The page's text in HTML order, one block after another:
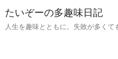
たいぞーの多趣味日記
人生を趣味とともに。失敗が多くて